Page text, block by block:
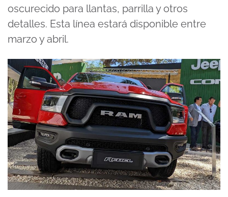
oscurecido para llantas, parrilla y otros
detalles. Esta línea estará disponible entre
marzo y abril.